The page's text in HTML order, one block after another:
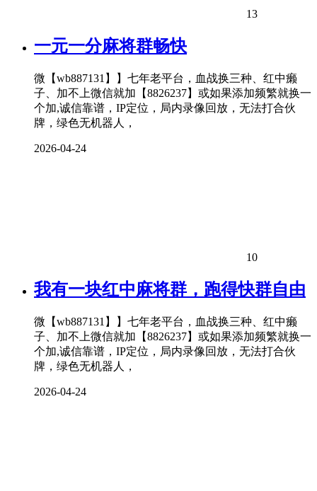
13
一元一分麻将群畅快
微【wb887131】】七年老平台，血战换三种、红中癞
子、加不上微信就加【8826237】或如果添加频繁就换一
个加,诚信靠谱，IP定位，局内录像回放，无法打合伙
牌，绿色无机器人，
2026-04-24
10
我有一块红中麻将群，跑得快群自由
微【wb887131】】七年老平台，血战换三种、红中癞
子、加不上微信就加【8826237】或如果添加频繁就换一
个加,诚信靠谱，IP定位，局内录像回放，无法打合伙
牌，绿色无机器人，
2026-04-24